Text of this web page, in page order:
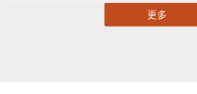
更多